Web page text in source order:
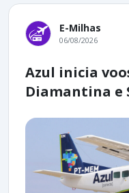
E-Milhas
06/08/2026
Azul inicia
Diamantina e